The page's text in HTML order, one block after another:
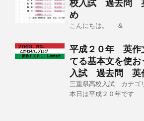
校入試 過去問
め
こんにちは。 &
平成２０年 英作
てる基本文を使
入試 過去問
三重県高校入試 カテゴ
本日は平成２０年です